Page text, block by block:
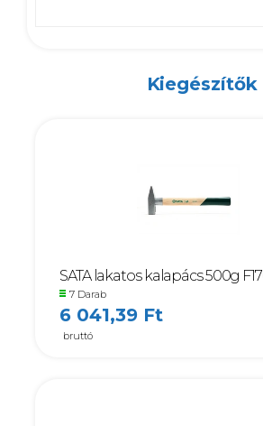
Kiegészítők
SATA lakatos kalapács 500g
7 Darab
6 041,39 Ft
bruttó